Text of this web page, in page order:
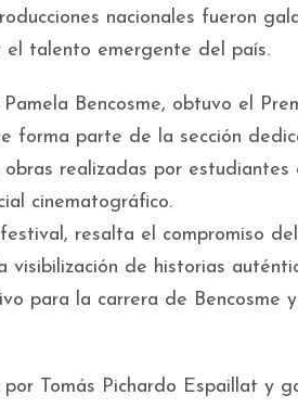
nacionales fueron
el talento emergente del país.
Bencosme, obtuvo el
forma parte de la sección
realizadas por estudiantes
cinematográfico.
resalta el compromiso
visibilización de historias
para la carrera de Bencosme
Tomás Pichardo Espaillat y